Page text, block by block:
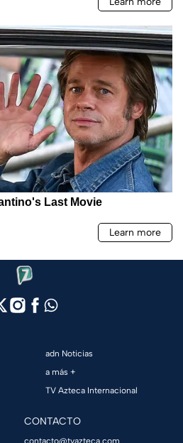
adn Noticias
a más +
TV Azteca Internacional
CONTACTO
contacto@tvazteca.com